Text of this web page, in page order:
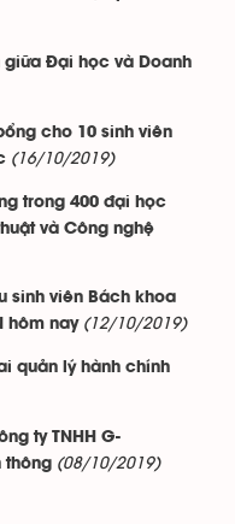
Đại học và Doanh
cho 10 sinh viên
(16/10/2019)
trong 400 đại học
và Công nghệ
sinh viên Bách khoa
hôm nay (12/10/2019)
quản lý hành chính
ty TNHH G-
thông (08/10/2019)